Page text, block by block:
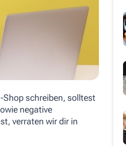
Shop schreiben, solltest
negative
verraten wir dir in